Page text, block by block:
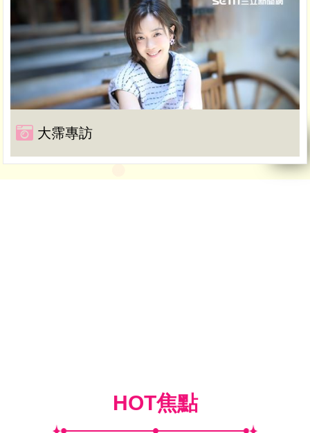
大霈專訪
HOT焦點